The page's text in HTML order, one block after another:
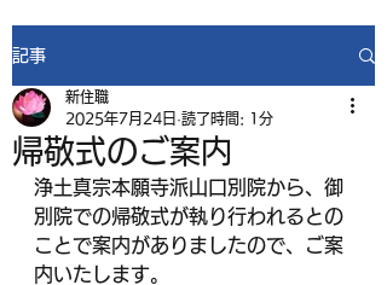
記事
帰敬式のご案内
新住職
2025年7月24日 読了時間: 1分
浄土真宗本願寺派山口別院から、御
別院での帰敬式が執り行われるとの
ことで案内がありましたので、ご案
内いたします。